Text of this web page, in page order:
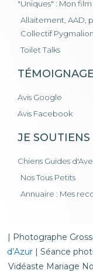
"Uniques" : Mon
Allaitement, AAD,
Collectif Pygmalion
Toilet Talks
Avis Google
Avis Facebook
JE SOUTIENS
Chiens Guides
Nos Tous Petits
Annuaire : Mes
| Photographe
d’Azur | Séance
Vidéaste Mariage